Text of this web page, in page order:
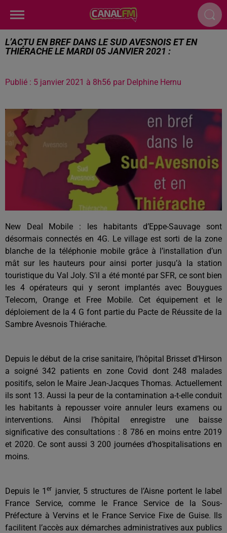
L’ACTU EN BREF DANS LE SUD AVESNOIS ET EN
THIÉRACHE LE MARDI 05 JANVIER 2021 :
Publié : 5 janvier 2021 à 8h56 par Delphine Hernu
New Deal Mobile : les habitants d’Eppe-Sauvage sont
désormais connectés en 4G. Le village est sorti de la zone
blanche de la téléphonie mobile grâce à l’installation d’un
mât sur les hauteurs pour ainsi porter jusqu’à la station
touristique du Val Joly. S’il a été monté par SFR, ce sont bien
les 4 opérateurs qui y seront implantés avec Bouygues
Telecom, Orange et Free Mobile. Cet équipement et le
déploiement de la 4 G font partie du Pacte de Réussite de la
Sambre Avesnois Thiérache.
Depuis le début de la crise sanitaire, l’hôpital Brisset d’Hirson
a soigné 342 patients en zone Covid dont 248 malades
positifs, selon le Maire Jean-Jacques Thomas. Actuellement
ils sont 13. Aussi la peur de la contamination a-t-elle conduit
les habitants à repousser voire annuler leurs examens ou
interventions. Ainsi l’hôpital enregistre une baisse
significative des consultations : 8 786 en moins entre 2019
et 2020. Ce sont aussi 3 200 journées d’hospitalisations en
moins.
Depuis le 1er janvier, 5 structures de l’Aisne portent le label
France Service, comme le France Service de la Sous-
Préfecture à Vervins et le France Service Fixe de Guise. Ils
facilitent l’accès aux démarches administratives aux publics